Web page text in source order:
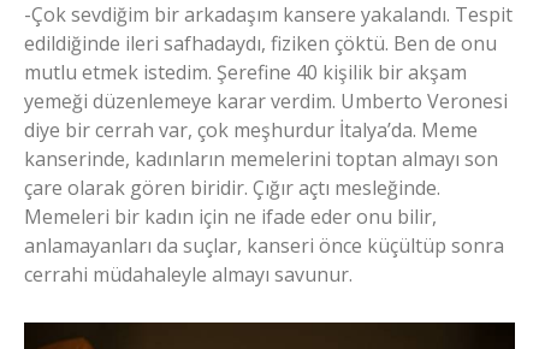
-Çok sevdiğim bir arkadaşım kansere yakalandı. Tespit
edildiğinde ileri safhadaydı, fiziken çöktü. Ben de onu
mutlu etmek istedim. Şerefine 40 kişilik bir akşam
yemeği düzenlemeye karar verdim. Umberto Veronesi
diye bir cerrah var, çok meşhurdur İtalya’da. Meme
kanserinde, kadınların memelerini toptan almayı son
çare olarak gören biridir. Çığır açtı mesleğinde.
Memeleri bir kadın için ne ifade eder onu bilir,
anlamayanları da suçlar, kanseri önce küçültüp sonra
cerrahi müdahaleyle almayı savunur.